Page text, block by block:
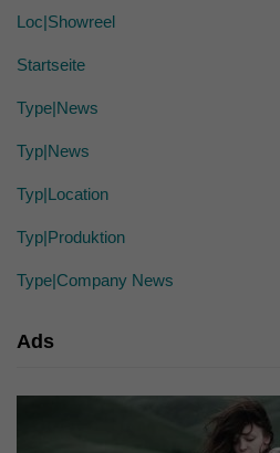
Loc|Showreel
Startseite
Type|News
Typ|News
Typ|Location
Typ|Produktion
Type|Company News
Ads